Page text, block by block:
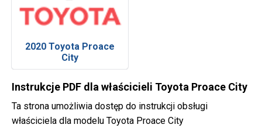
2020 Toyota Proace
City
Instrukcje PDF dla właścicieli Toyota Proace City
Ta strona umożliwia dostęp do instrukcji obsługi
właściciela dla modelu Toyota Proace City